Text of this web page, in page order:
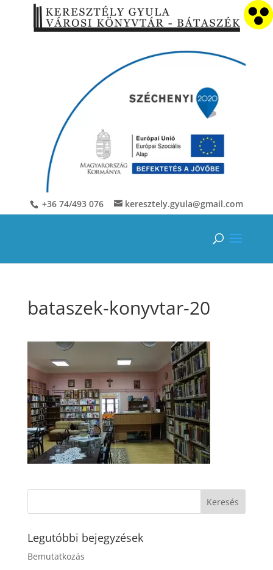
+36 74/493 076 keresztely.gyula@gmail.com
bataszek-konyvtar-20
Legutóbbi bejegyzések
Bemutatkozás